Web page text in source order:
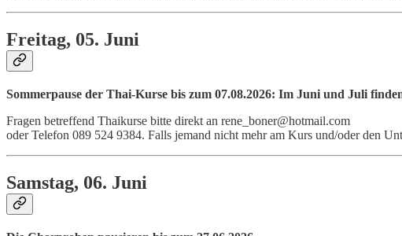
Freitag, 05. Juni
Sommerpause der Thai-Kurse bis zum 07.08.2026: Im Juni und Juli
Fragen betreffend Thaikurse bitte direkt an rene_boner@hotmail.com
oder Telefon 089 524 9384. Falls jemand nicht mehr am Kurs und/oder den
Samstag, 06. Juni